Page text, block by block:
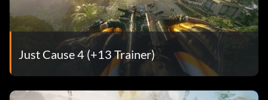
Just Cause 4 (+13 Trainer)